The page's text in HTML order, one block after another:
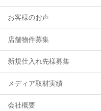
お客様のお声
店舗物件募集
新規仕入れ先様募集
メディア取材実績
会社概要